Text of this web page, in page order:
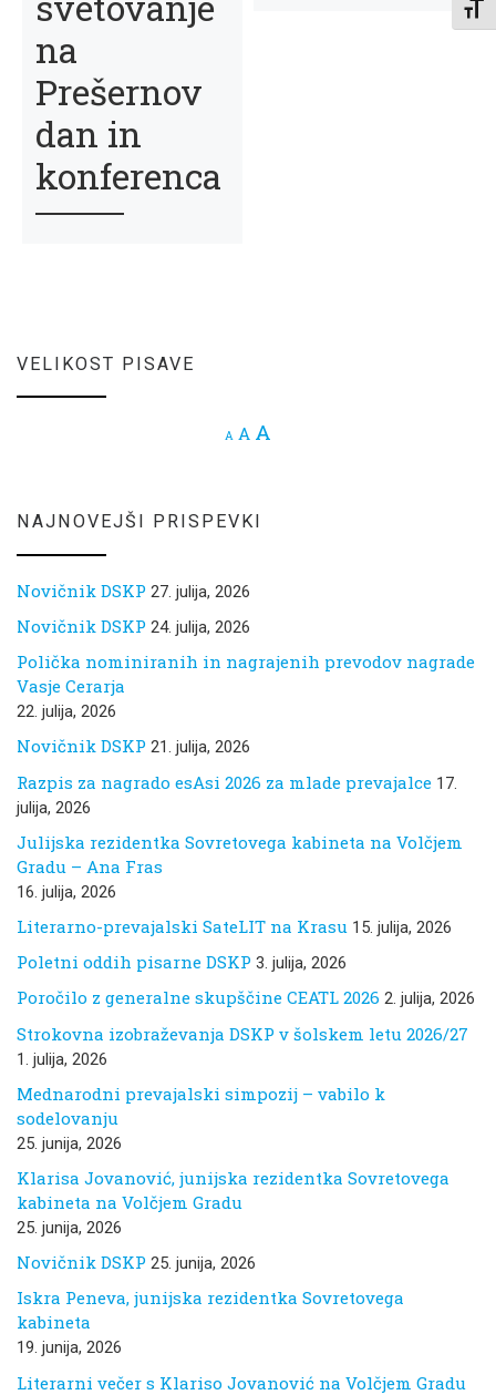
na
Prešernov
dan in
konferenca
VELIKOST PISAVE
A Decrease font size.
A Reset font size.
A
NAJNOVEJŠI PRISPEVKI
Novičnik DSKP 27. julija, 2026
Novičnik DSKP 24. julija, 2026
Polička nominiranih in nagrajenih prevodov nagrade
Vasje Cerarja
22. julija, 2026
Novičnik DSKP 21. julija, 2026
Razpis za nagrado esAsi 2026 za mlade prevajalce 17.
julija, 2026
Julijska rezidentka Sovretovega kabineta na Volčjem
Gradu – Ana Fras
16. julija, 2026
Literarno-prevajalski SateLIT na Krasu 15. julija, 2026
Poletni oddih pisarne DSKP 3. julija, 2026
Poročilo z generalne skupščine CEATL 2026 2. julija, 2026
Strokovna izobraževanja DSKP v šolskem letu 2026/27
1. julija, 2026
Mednarodni prevajalski simpozij – vabilo k
sodelovanju
25. junija, 2026
Klarisa Jovanović, junijska rezidentka Sovretovega
kabineta na Volčjem Gradu
25. junija, 2026
Novičnik DSKP 25. junija, 2026
Iskra Peneva, junijska rezidentka Sovretovega
kabineta
19. junija, 2026
Literarni večer s Klariso Jovanović na Volčjem Gradu